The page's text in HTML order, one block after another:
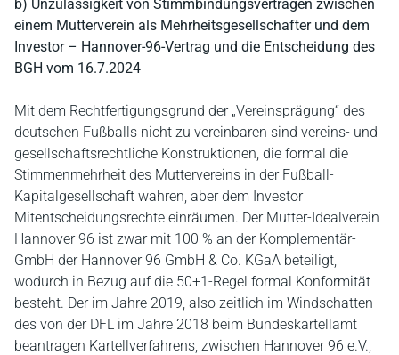
b) Unzulässigkeit von Stimmbindungsverträgen zwischen
einem Mutterverein als Mehrheitsgesellschafter und dem
Investor – Hannover-96-Vertrag und die Entscheidung des
BGH vom 16.7.2024
Mit dem Rechtfertigungsgrund der „Vereinsprägung“ des
deutschen Fußballs nicht zu vereinbaren sind vereins- und
gesellschaftsrechtliche Konstruktionen, die formal die
Stimmenmehrheit des Muttervereins in der Fußball-
Kapitalgesellschaft wahren, aber dem Investor
Mitentscheidungsrechte einräumen. Der Mutter-Idealverein
Hannover 96 ist zwar mit 100 % an der Komplementär-
GmbH der Hannover 96 GmbH & Co. KGaA beteiligt,
wodurch in Bezug auf die 50+1-Regel formal Konformität
besteht. Der im Jahre 2019, also zeitlich im Windschatten
des von der DFL im Jahre 2018 beim Bundeskartellamt
beantragen Kartellverfahrens, zwischen Hannover 96 e.V.,